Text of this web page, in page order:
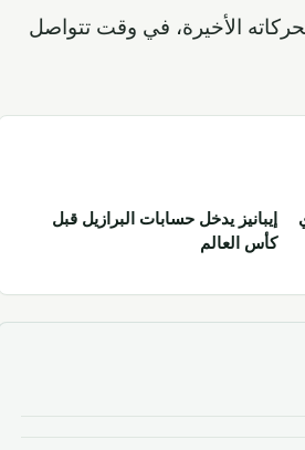
الأخيرة، في وقت تتواصل
إيبانيز يدخل حسابات البرازيل قبل
كأس العالم